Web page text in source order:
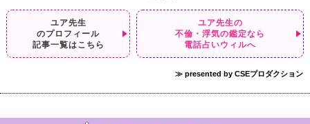
ユア先生
のプロフィール
記事一覧はこちら
ユア先生の
不倫・浮気の鑑定なら
電話占いウィルへ
≫ presented by CSEプロダクション